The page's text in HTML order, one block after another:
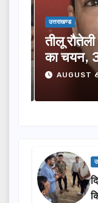
उत्तराखण्ड
तीलू
का चयन,
होंगीAUGUST